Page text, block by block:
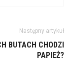
Następny artykuł
BUTACH CHODZI
PAPIEŻ?